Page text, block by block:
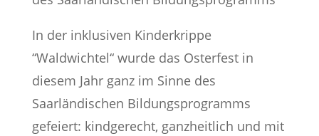
In der inklusiven Kinderkrippe
“Waldwichtel“ wurde das Osterfest in
diesem Jahr ganz im Sinne des
Saarländischen Bildungsprogramms
gefeiert: kindgerecht, ganzheitlich und mit